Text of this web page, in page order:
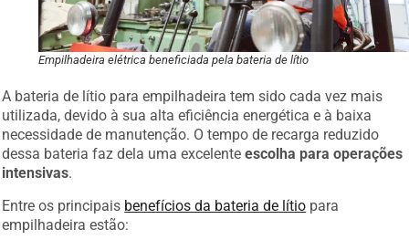
Empilhadeira elétrica beneficiada pela bateria de lítio
A bateria de lítio para empilhadeira tem sido cada vez mais
utilizada, devido à sua alta eficiência energética e à baixa
necessidade de manutenção. O tempo de recarga reduzido
dessa bateria faz dela uma excelente escolha para operações
intensivas
Entre os principais benefícios da bateria de lítio
empilhadeira estão: